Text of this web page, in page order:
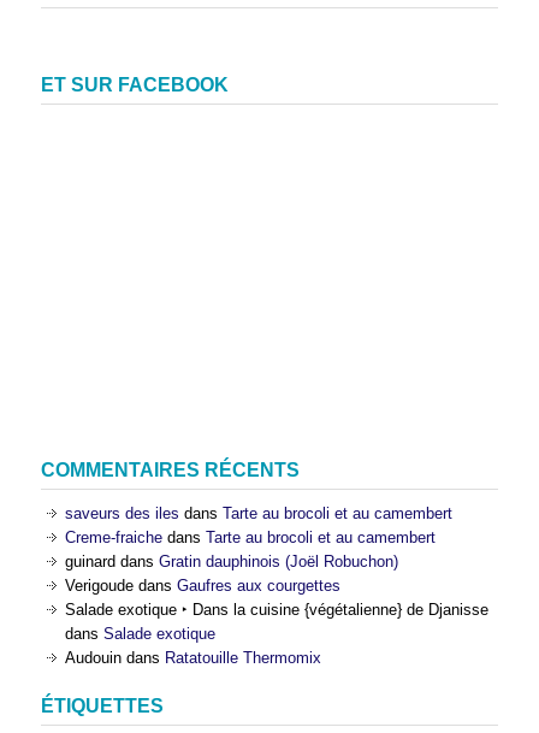
ET SUR FACEBOOK
COMMENTAIRES RÉCENTS
saveurs des iles dans Tarte au brocoli et au camembert
Creme-fraiche dans Tarte au brocoli et au camembert
guinard dans Gratin dauphinois (Joël Robuchon)
Verigoude dans Gaufres aux courgettes
Salade exotique ‣ Dans la cuisine {végétalienne} de Djanisse
dans Salade exotique
Audouin dans Ratatouille Thermomix
ÉTIQUETTES